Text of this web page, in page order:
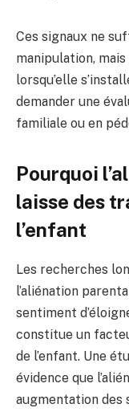
Ces signaux ne
manipulation,
lorsqu’elle
demander une
familiale ou en
Pourquoi
laisse des
l’enfant
Les recherches
l’aliénation
sentiment
constitue un
de l’enfant. Une
évidence que
augmentation des